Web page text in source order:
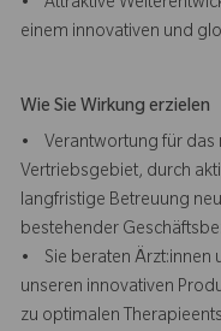
• Attraktive
einem innovativen und
Wie Sie Wirkung erzielen
• Verantwortung für das
Vertriebsgebiet, durch
langfristige Betreuung
bestehender
• Sie beraten Ärzt:innen
unseren innovativen
zu optimalen